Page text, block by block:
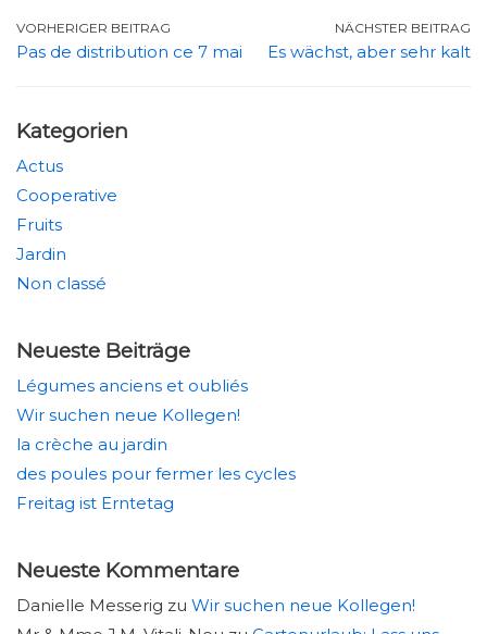
VORHERIGER BEITRAG
Pas de distribution ce 7 mai
NÄCHSTER BEITRAG
Es wächst, aber sehr kalt
Kategorien
Actus
Cooperative
Fruits
Jardin
Non classé
Neueste Beiträge
Légumes anciens et oubliés
Wir suchen neue Kollegen!
la crèche au jardin
des poules pour fermer les cycles
Freitag ist Erntetag
Neueste Kommentare
Danielle Messerig zu Wir suchen neue Kollegen!